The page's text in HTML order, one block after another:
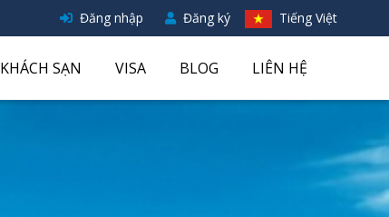
Đăng nhập Đăng ký Tiếng Việt
KHÁCH SẠN VISA BLOG LIÊN HỆ